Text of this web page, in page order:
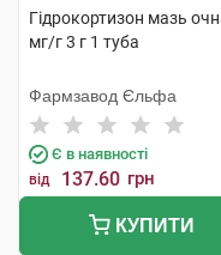
Гідрокортизон мазь
мг/г 3 г 1 туба
Фармзавод Єльфа
Є в наявності
від 137.60 грн
КУПИТИ